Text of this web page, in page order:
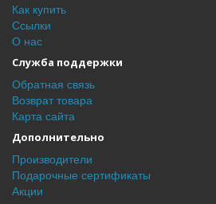
Как купить
Ссылки
О нас
Служба поддержки
Обратная связь
Возврат товара
Карта сайта
Дополнительно
Производители
Подарочные сертификаты
Акции